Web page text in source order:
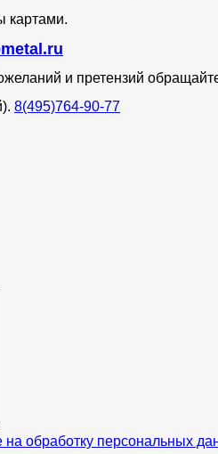
картами.
и претензий
8(495)764-90-77
на обработку персональных